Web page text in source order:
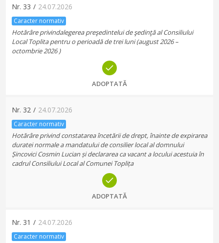
Nr. 33 / 24.07.2026
Caracter normativ
Hotărâre privindalegerea preşedintelui de şedinţă al Consiliului
Local Toplita pentru o perioadă de trei luni (august 2026 –
octombrie 2026 )
ADOPTATĂ
Nr. 32 / 24.07.2026
Caracter normativ
Hotărâre privind constatarea încetării de drept, înainte de expirarea
duratei normale a mandatului de consilier local al domnului
Șincovici Cosmin Lucian și declararea ca vacant a locului acestuia în
cadrul Consiliului Local al Comunei Toplița
ADOPTATĂ
Nr. 31 / 24.07.2026
Caracter normativ